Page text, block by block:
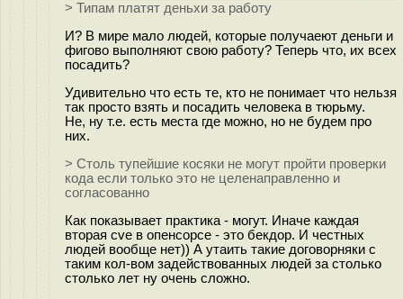
> Типам платят деньхи за работу
И? В мире мало людей, которые получаеют деньги и
фигово выполняют свою работу? Теперь что, их всех
посадить?
Удивительно что есть те, кто не понимает что нельзя
так просто взять и посадить человека в тюрьму.
Не, ну т.е. есть места где можно, но не будем про
них.
> Столь тупейшие косяки не могут пройти проверки
кода если только это не целенаправленно и
согласованно
Как показывает практика - могут. Иначе каждая
вторая cve в опенсорсе - это бекдор. И честных
людей вообще нет)) А утаить такие договорняки с
таким кол-вом задействованных людей за столько
столько лет ну очень сложно.